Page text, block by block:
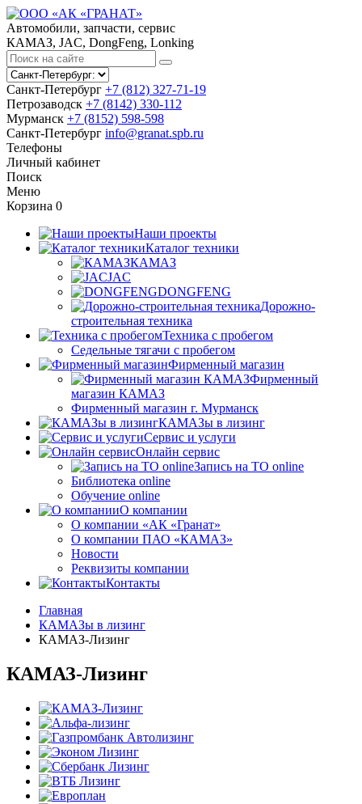
Автомобили, запчасти, сервис
КАМАЗ, JAC, DongFeng, Lonking
Санкт-Петербург +7 (812) 327-71-19
Петрозаводск +7 (8142) 330-112
Мурманск +7 (8152) 598-598
Санкт-Петербург info@granat.spb.ru
Телефоны
Личный кабинет
Поиск
Меню
Корзина 0
Наши проекты
Каталог техники
КАМАЗ
JAC
DONGFENG
Дорожно-
строительная техника
Техника с пробегом
Седельные тягачи с пробегом
Фирменный магазин
Фирменный
магазин КАМАЗ
Фирменный магазин г. Мурманск
КАМАЗы в лизинг
Сервис и услуги
Онлайн сервис
Запись на ТО online
Библиотека online
Обучение online
О компании
О компании «АК «Гранат»
О компании ПАО «КАМАЗ»
Новости
Реквизиты компании
Контакты
Главная
КАМАЗы в лизинг
КАМАЗ-Лизинг
КАМАЗ-Лизинг